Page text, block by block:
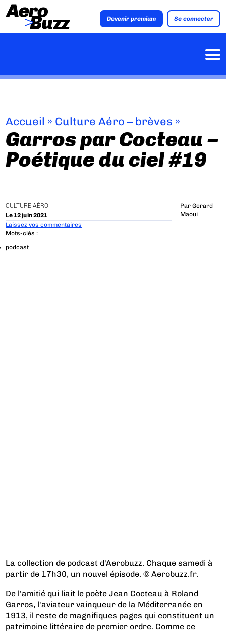
Devenir premium Se connecter
Accueil » Culture Aéro – brèves »
Garros par Cocteau –
Poétique du ciel #19
CULTURE AÉRO
Le 12 juin 2021
Par Gerard
Maoui
Laissez vos commentaires
Mots-clés :
podcast
La collection de podcast d'Aerobuzz. Chaque samedi à
partir de 17h30, un nouvel épisode. © Aerobuzz.fr.
De l'amitié qui liait le poète Jean Cocteau à Roland
Garros, l'aviateur vainqueur de la Méditerranée en
1913, il reste de magnifiques pages qui constituent un
patrimoine littéraire de premier ordre. Comme ce